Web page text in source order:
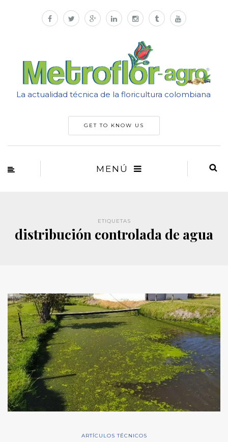
La actualidad técnica de la floricultura colombiana
GET TO KNOW US
MENÚ
ETIQUETAS
distribución controlada de agua
ARTÍCULOS TÉCNICOS